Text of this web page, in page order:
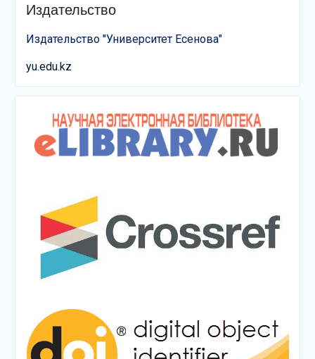
Издательство
Издательство "Университет Есенова"
yu.edu.kz